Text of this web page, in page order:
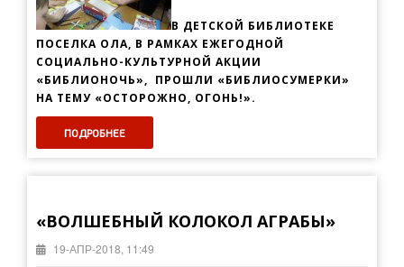
В ДЕТСКОЙ БИБЛИОТЕКЕ
ПОСЕЛКА ОЛА, В РАМКАХ ЕЖЕГОДНОЙ
СОЦИАЛЬНО-КУЛЬТУРНОЙ АКЦИИ
«БИБЛИОНОЧЬ», ПРОШЛИ «БИБЛИОСУМЕРКИ»
НА ТЕМУ «ОСТОРОЖНО, ОГОНЬ!».
ПОДРОБНЕЕ
«ВОЛШЕБНЫЙ КОЛОКОЛ АГРАБЫ»
19-АПР-2018, 11:49